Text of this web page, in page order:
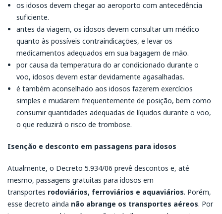
os idosos devem chegar ao aeroporto com antecedência
suficiente.
antes da viagem, os idosos devem consultar um médico
quanto às possíveis contraindicações, e levar os
medicamentos adequados em sua bagagem de mão.
por causa da temperatura do ar condicionado durante o
voo, idosos devem estar devidamente agasalhadas.
é também aconselhado aos idosos fazerem exercícios
simples e mudarem frequentemente de posição, bem como
consumir quantidades adequadas de líquidos durante o voo,
o que reduzirá o risco de trombose.
Isenção e desconto em passagens para idosos
Atualmente, o Decreto 5.934/06 prevê descontos e, até
mesmo, passagens gratuitas para idosos em
transportes rodoviários, ferroviários e aquaviários. Porém,
esse decreto ainda não abrange os transportes aéreos. Por